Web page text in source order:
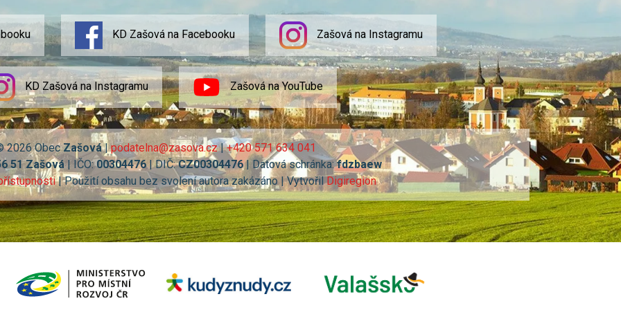
KD Zašová na Facebooku Zašová na Instagramu
KD Zašová na Instagramu Zašová na YouTube
2026 ObecZašová|podatelna@zasova.cz|+420 571 634 041
51 Zašová| IČO:00304476| DIČ:CZ00304476| Datová schránka:fdzbaew
| Použití obsahu bez svolení autora zakázáno | VytvořilDigiregion